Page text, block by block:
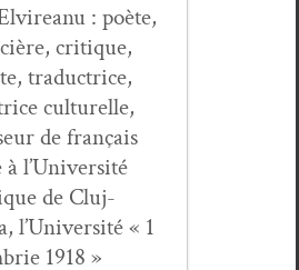
: poète,
cri­tique,
tra­duc­trice,
cul­turelle,
de français
à l’Université
de Cluj-
l’Université « 1
1918 »